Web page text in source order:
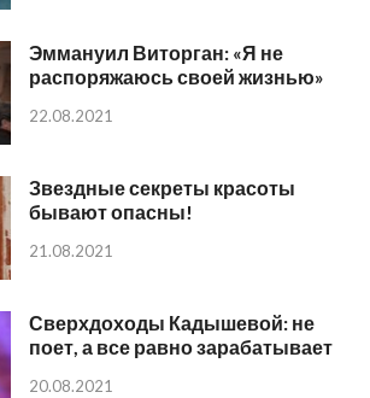
Эммануил Виторган: «Я не
распоряжаюсь своей жизнью»
22.08.2021
Звездные секреты красоты
бывают опасны!
21.08.2021
Сверхдоходы Кадышевой: не
поет, а все равно зарабатывает
20.08.2021